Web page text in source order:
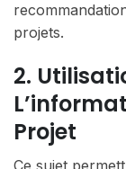
projets.
2.
Projet